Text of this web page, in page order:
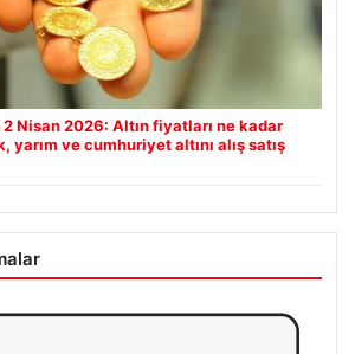
2 Nisan 2026: Altın fiyatları ne kadar
yarım ve cumhuriyet altını alış satış